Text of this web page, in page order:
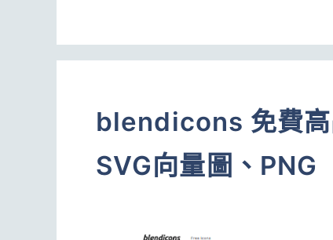
blendicons 免費高
SVG向量圖、PNG